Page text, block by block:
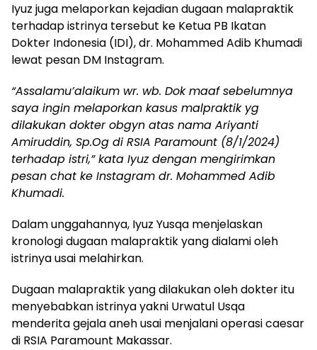
Iyuz juga melaporkan kejadian dugaan malapraktik
terhadap istrinya tersebut ke Ketua PB Ikatan
Dokter Indonesia (IDI), dr. Mohammed Adib Khumadi
lewat pesan DM Instagram.
“Assalamu’alaikum wr. wb. Dok maaf sebelumnya
saya ingin melaporkan kasus malpraktik yg
dilakukan dokter obgyn atas nama Ariyanti
Amiruddin, Sp.Og di RSIA Paramount (8/1/2024)
terhadap istri,” kata Iyuz dengan mengirimkan
pesan chat ke Instagram dr. Mohammed Adib
Khumadi.
Dalam unggahannya, Iyuz Yusqa menjelaskan
kronologi dugaan malapraktik yang dialami oleh
istrinya usai melahirkan.
Dugaan malapraktik yang dilakukan oleh dokter itu
menyebabkan istrinya yakni Urwatul Usqa
menderita gejala aneh usai menjalani operasi caesar
di RSIA Paramount Makassar.